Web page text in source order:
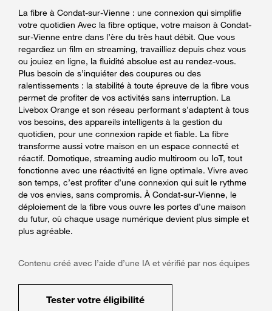
La fibre à Condat-sur-Vienne : une connexion qui simplifie
votre quotidien Avec la fibre optique, votre maison à Condat-
sur-Vienne entre dans l’ère du très haut débit. Que vous
regardiez un film en streaming, travailliez depuis chez vous
ou jouiez en ligne, la fluidité absolue est au rendez-vous.
Plus besoin de s’inquiéter des coupures ou des
ralentissements : la stabilité à toute épreuve de la fibre vous
permet de profiter de vos activités sans interruption. La
Livebox Orange et son réseau performant s’adaptent à tous
vos besoins, des appareils intelligents à la gestion du
quotidien, pour une connexion rapide et fiable. La fibre
transforme aussi votre maison en un espace connecté et
réactif. Domotique, streaming audio multiroom ou IoT, tout
fonctionne avec une réactivité en ligne optimale. Vivre avec
son temps, c’est profiter d’une connexion qui suit le rythme
de vos envies, sans compromis. À Condat-sur-Vienne, le
déploiement de la fibre vous ouvre les portes d’une maison
du futur, où chaque usage numérique devient plus simple et
plus agréable.
Contenu créé avec l’aide d’une IA et vérifié par nos équipes
Tester votre éligibilité